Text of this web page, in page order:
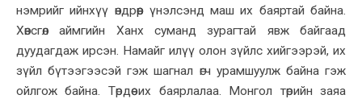
нэмрийг ийнхүү өндрөөр үнэлсэнд маш их баяртай байна.
Хөвсгөл аймгийн Ханх суманд зурагтай явж байгаад
дуудагдаж ирсэн. Намайг илүү олон зүйлс хийгээрэй, их
зүйл бүтээгээсэй гэж шагнал өгч урамшуулж байна гэж
ойлгож байна. Төрдөө их баярлалаа. Монгол төрийн заяа